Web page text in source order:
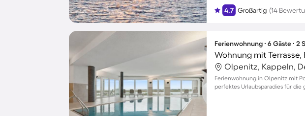
4.7 Großartig (14
Ferienwohnung ∙ 6 Gäste ∙ 2
Wohnung mit Terrasse,
Olpenitz, Kappeln,
Ferienwohnung in Olpenitz mit
perfektes Urlaubsparadies für die